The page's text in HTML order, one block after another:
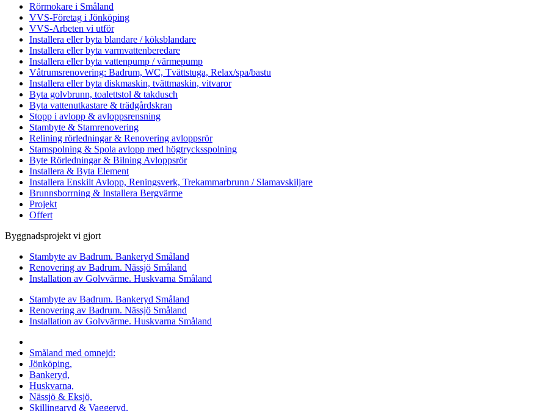
Rörmokare i Småland
VVS-Företag i Jönköping
VVS-Arbeten vi utför
Installera eller byta blandare / köksblandare
Installera eller byta varmvattenberedare
Installera eller byta vattenpump / värmepump
Våtrumsrenovering: Badrum, WC, Tvättstuga, Relax/spa/bastu
Installera eller byta diskmaskin, tvättmaskin, vitvaror
Byta golvbrunn, toalettstol & takdusch
Byta vattenutkastare & trädgårdskran
Stopp i avlopp & avloppsrensning
Stambyte & Stamrenovering
Relining rörledningar & Renovering avloppsrör
Stamspolning & Spola avlopp med högtrycksspolning
Byte Rörledningar & Bilning Avloppsrör
Installera & Byta Element
Installera Enskilt Avlopp, Reningsverk, Trekammarbrunn / Slamavskiljare
Brunnsborrning & Installera Bergvärme
Projekt
Offert
Byggnadsprojekt vi gjort
Stambyte av Badrum. Bankeryd Småland
Renovering av Badrum. Nässjö Småland
Installation av Golvvärme. Huskvarna Småland
Stambyte av Badrum. Bankeryd Småland
Renovering av Badrum. Nässjö Småland
Installation av Golvvärme. Huskvarna Småland
Småland med omnejd:
Jönköping,
Bankeryd,
Huskvarna,
Nässjö & Eksjö,
Skillingaryd & Vaggeryd,